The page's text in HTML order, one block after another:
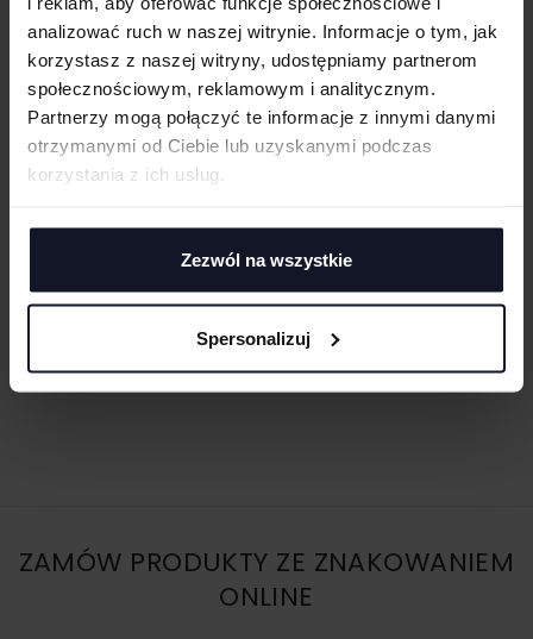
analizować ruch w naszej witrynie. Informacje o tym, jak
korzystasz z naszej witryny, udostępniamy partnerom
społecznościowym, reklamowym i analitycznym.
Partnerzy mogą połączyć te informacje z innymi danymi
otrzymanymi od Ciebie lub uzyskanymi podczas
korzystania z ich usług.
Zezwól na wszystkie
Spersonalizuj
Od 17.99 zł netto
ZAMÓW PRODUKTY ZE ZNAKOWANIEM
ONLINE